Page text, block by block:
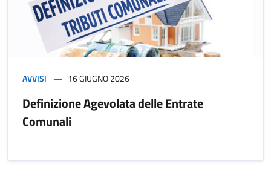
AVVISI 16 GIUGNO 2026
Definizione Agevolata delle Entrate
Comunali